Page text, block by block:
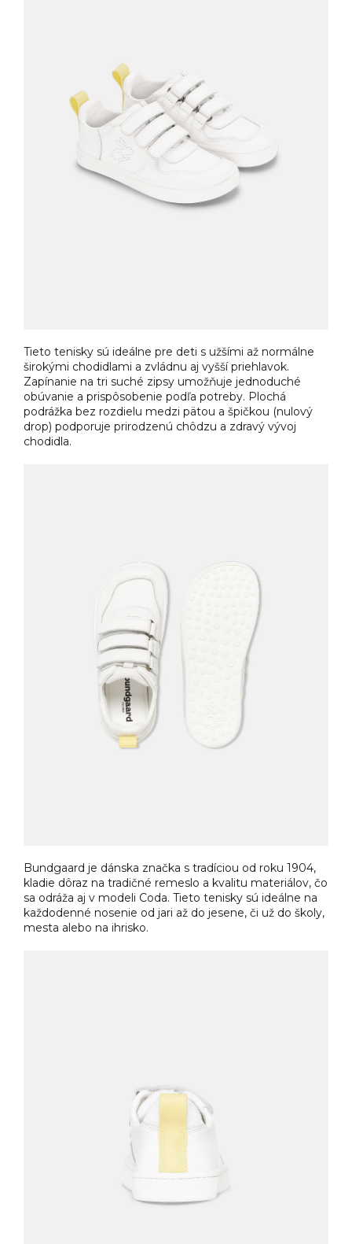
Tieto tenisky sú ideálne pre deti s užšími až normálne
širokými chodidlami a zvládnu aj vyšší priehlavok.
Zapínanie na tri suché zipsy umožňuje jednoduché
obúvanie a prispôsobenie podľa potreby. Plochá
podrážka bez rozdielu medzi pätou a špičkou (nulový
drop) podporuje prirodzenú chôdzu a zdravý vývoj
chodidla.
Bundgaard je dánska značka s tradíciou od roku 1904,
kladie dôraz na tradičné remeslo a kvalitu materiálov, čo
sa odráža aj v modeli Coda. Tieto tenisky sú ideálne na
každodenné nosenie od jari až do jesene, či už do školy,
mesta alebo na ihrisko.